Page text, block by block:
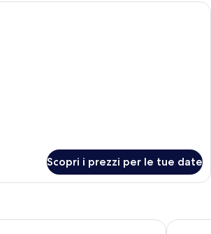
Camera d'albergo compatta con un
Scopri i prezzi per le tue date
Hotel